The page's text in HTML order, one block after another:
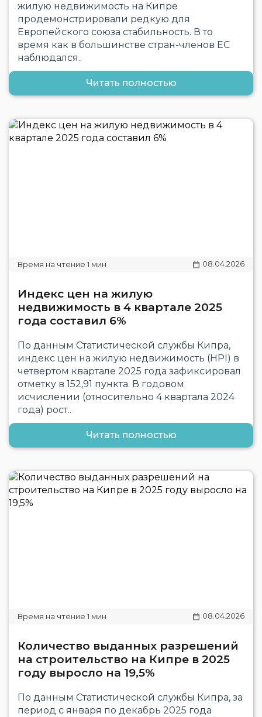
жилую недвижимость на Кипре
продемонстрировали редкую для
Европейского союза стабильность. В то
время как в большинстве стран-членов ЕС
наблюдался..
Читать полностью
08.04.2026
Индекс цен на жилую
недвижимость в 4 квартале 2025
года составил 6%
По данным Статистической службы Кипра,
индекс цен на жилую недвижимость (HPI) в
четвертом квартале 2025 года зафиксировал
отметку в 152,91 пункта. В годовом
исчислении (относительно 4 квартала 2024
года) рост..
Читать полностью
08.04.2026
Количество выданных разрешений
на строительство на Кипре в 2025
году выросло на 19,5%
По данным Статистической службы Кипра, за
период с января по декабрь 2025 года